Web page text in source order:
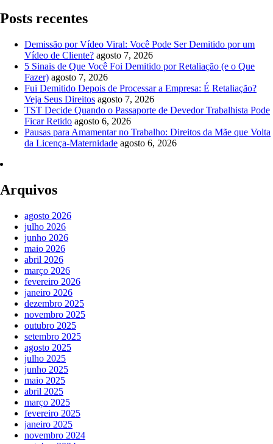
Posts recentes
Demissão por Vídeo Viral: Você Pode Ser Demitido por um
Vídeo de Cliente? agosto 7, 2026
5 Sinais de Que Você Foi Demitido por Retaliação (e o Que
Fazer) agosto 7, 2026
Fui Demitido Depois de Processar a Empresa: É Retaliação?
Veja Seus Direitos agosto 7, 2026
TST Decide Quando o Passaporte de Devedor Trabalhista Pode
Ficar Retido agosto 6, 2026
Pausas para Amamentar no Trabalho: Direitos da Mãe que Volta
da Licença-Maternidade agosto 6, 2026
Arquivos
agosto 2026
julho 2026
junho 2026
maio 2026
abril 2026
março 2026
fevereiro 2026
janeiro 2026
dezembro 2025
novembro 2025
outubro 2025
setembro 2025
agosto 2025
julho 2025
junho 2025
maio 2025
abril 2025
março 2025
fevereiro 2025
janeiro 2025
novembro 2024